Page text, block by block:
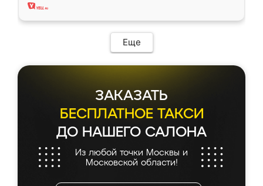
Еще
ЗАКАЗАТЬ
БЕСПЛАТНОЕ ТАКСИ
ДО НАШЕГО САЛОНА
Из любой точки Москвы и
Московской области!